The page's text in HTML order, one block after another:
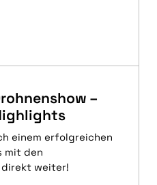
–
einem erfolgreichen
mit den
direkt weiter!